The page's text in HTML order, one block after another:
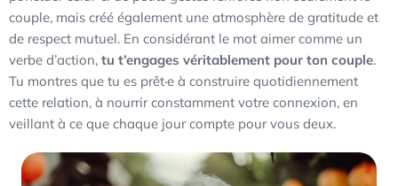
couple, mais créé également une atmosphère de gratitude et
de respect mutuel. En considérant le mot aimer comme un
verbe d’action, tu t’engages véritablement pour ton couple.
Tu montres que tu es prêt·e à construire quotidiennement
cette relation, à nourrir constamment votre connexion, en
veillant à ce que chaque jour compte pour vous deux.